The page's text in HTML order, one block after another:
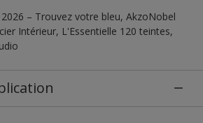
2026 – Trouvez votre bleu, AkzoNobel
Intérieur, L'Essentielle 120 teintes,